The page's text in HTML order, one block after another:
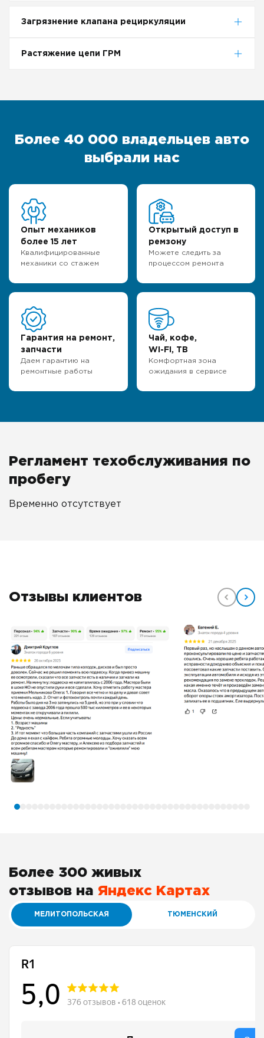
Загрязнение клапана рециркуляции
Растяжение цепи ГРМ
Более 40 000 владельцев авто
выбрали нас
Опыт механиков
более 15 лет
Квалифицированные
механики со стажем
Открытый доступ в
ремзону
Можете следить за
процессом ремонта
Гарантия на ремонт,
запчасти
Даем гарантию на
ремонтные работы
Чай, кофе,
WI-FI, ТВ
Комфортная зона
ожидания в сервисе
Регламент техобслуживания по
пробегу
Временно отсутствует
Отзывы клиентов
Более 300 живых
отзывов на Яндекс Картах
МЕЛИТОПОЛЬСКАЯ ТЮМЕНСКИЙ